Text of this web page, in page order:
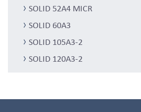
SOLID 52A4 MICR
SOLID 60A3
SOLID 105A3-2
SOLID 120A3-2